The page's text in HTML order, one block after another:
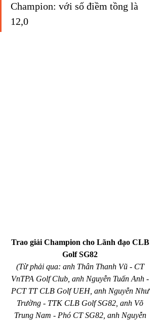
Champion: với số điềm tồng là
12,0
Trao giải Champion cho Lãnh đạo CLB
Golf SG82
(Từ phải qua: anh Thân Thanh Vũ - CT
VnTPA Golf Club, anh Nguyễn Tuấn Anh -
PCT TT CLB Golf UEH, anh Nguyễn Như
Trường - TTK CLB Golf SG82, anh Võ
Trung Nam - Phó CT SG82, anh Nguyễn